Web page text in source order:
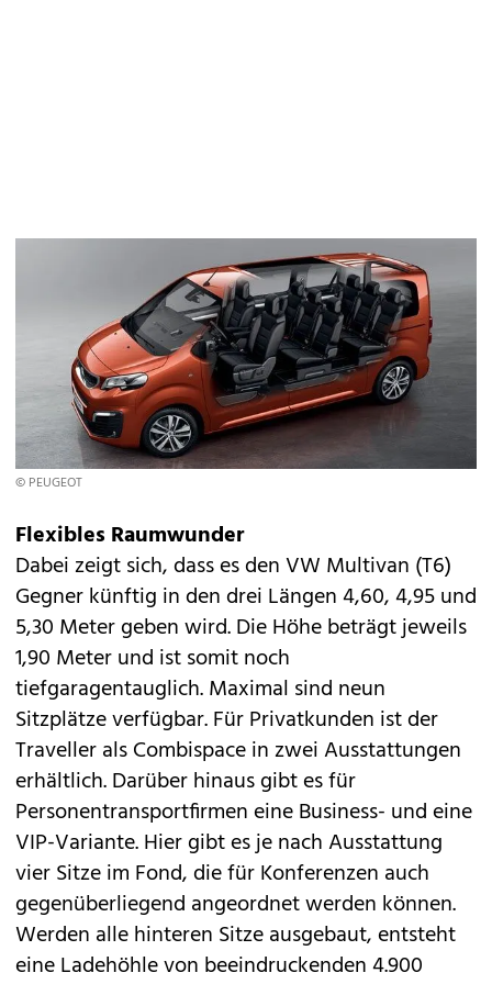
© PEUGEOT
Flexibles Raumwunder
Dabei zeigt sich, dass es denVW Multivan (T6)
Gegner künftig in den drei Längen 4,60, 4,95 und
5,30 Meter geben wird. Die Höhe beträgt jeweils
1,90 Meter und ist somit noch
tiefgaragentauglich. Maximal sind neun
Sitzplätze verfügbar. Für Privatkunden ist der
Traveller als Combispace in zwei Ausstattungen
erhältlich. Darüber hinaus gibt es für
Personentransportfirmen eine Business- und eine
VIP-Variante. Hier gibt es je nach Ausstattung
vier Sitze im Fond, die für Konferenzen auch
gegenüberliegend angeordnet werden können.
Werden alle hinteren Sitze ausgebaut, entsteht
eine Ladehöhle von beeindruckenden 4.900